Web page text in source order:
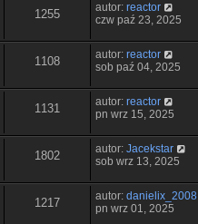
1255 autor:reactor
czw paź 23, 2025
1108 autor:reactor
sob paź 04, 2025
1131 autor:reactor
pn wrz 15, 2025
1802 autor:Jacekstar
sob wrz 13, 2025
1217 autor:danielix_2008
pn wrz 01, 2025